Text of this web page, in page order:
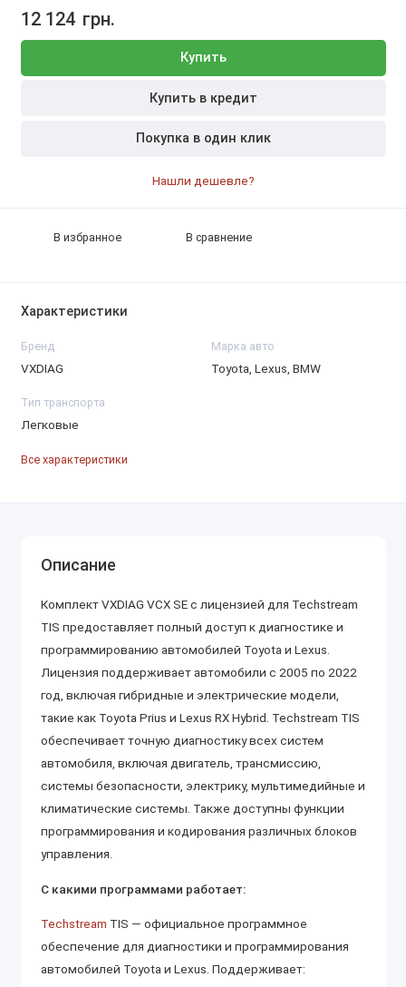
12 124 грн.
Купить
Купить в кредит
Покупка в один клик
Нашли дешевле?
В избранное В сравнение
Характеристики
Бренд
VXDIAG
Марка авто
Toyota, Lexus, BMW
Тип транспорта
Легковые
Все характеристики
Описание
Комплект VXDIAG VCX SE с лицензией для Techstream
TIS предоставляет полный доступ к диагностике и
программированию автомобилей Toyota и Lexus.
Лицензия поддерживает автомобили с 2005 по 2022
год, включая гибридные и электрические модели,
такие как Toyota Prius и Lexus RX Hybrid. Techstream TIS
обеспечивает точную диагностику всех систем
автомобиля, включая двигатель, трансмиссию,
системы безопасности, электрику, мультимедийные и
климатические системы. Также доступны функции
программирования и кодирования различных блоков
управления.
С какими программами работает:
Techstream TIS — официальное программное
обеспечение для диагностики и программирования
автомобилей Toyota и Lexus. Поддерживает: